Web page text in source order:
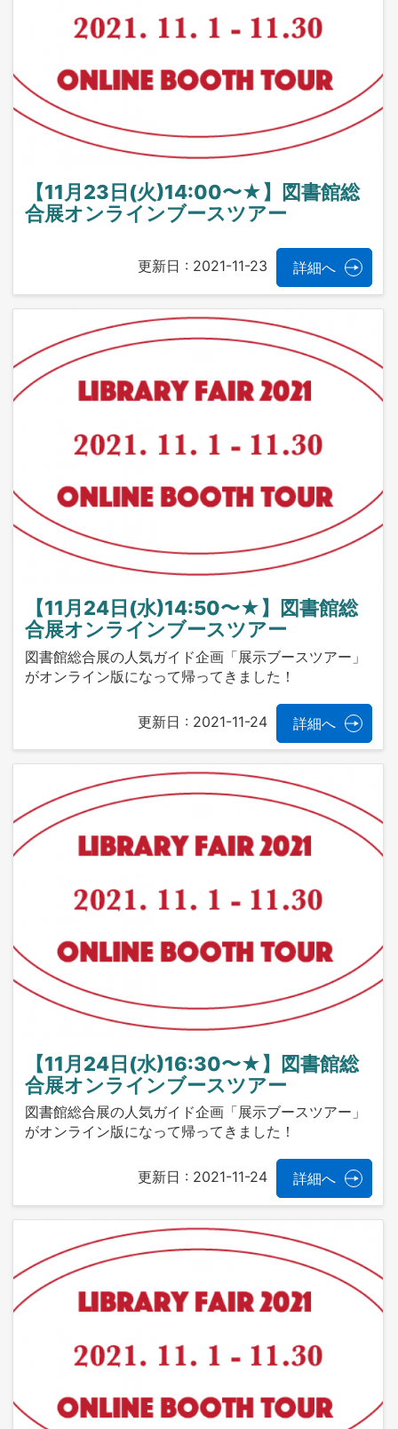
【11月23日(火)14:00〜★】図書館総
合展オンラインブースツアー
更新日 : 2021-11-23 詳細へ
【11月24日(水)14:50〜★】図書館総
合展オンラインブースツアー
図書館総合展の人気ガイド企画「展示ブースツアー」
がオンライン版になって帰ってきました！
更新日 : 2021-11-24 詳細へ
【11月24日(水)16:30〜★】図書館総
合展オンラインブースツアー
図書館総合展の人気ガイド企画「展示ブースツアー」
がオンライン版になって帰ってきました！
更新日 : 2021-11-24 詳細へ